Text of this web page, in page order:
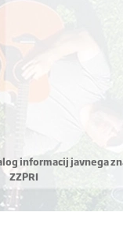
informacij javnega
ZZPRI